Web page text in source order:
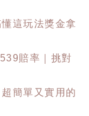
這玩法獎金拿
賠率｜挑對
簡單又實用的